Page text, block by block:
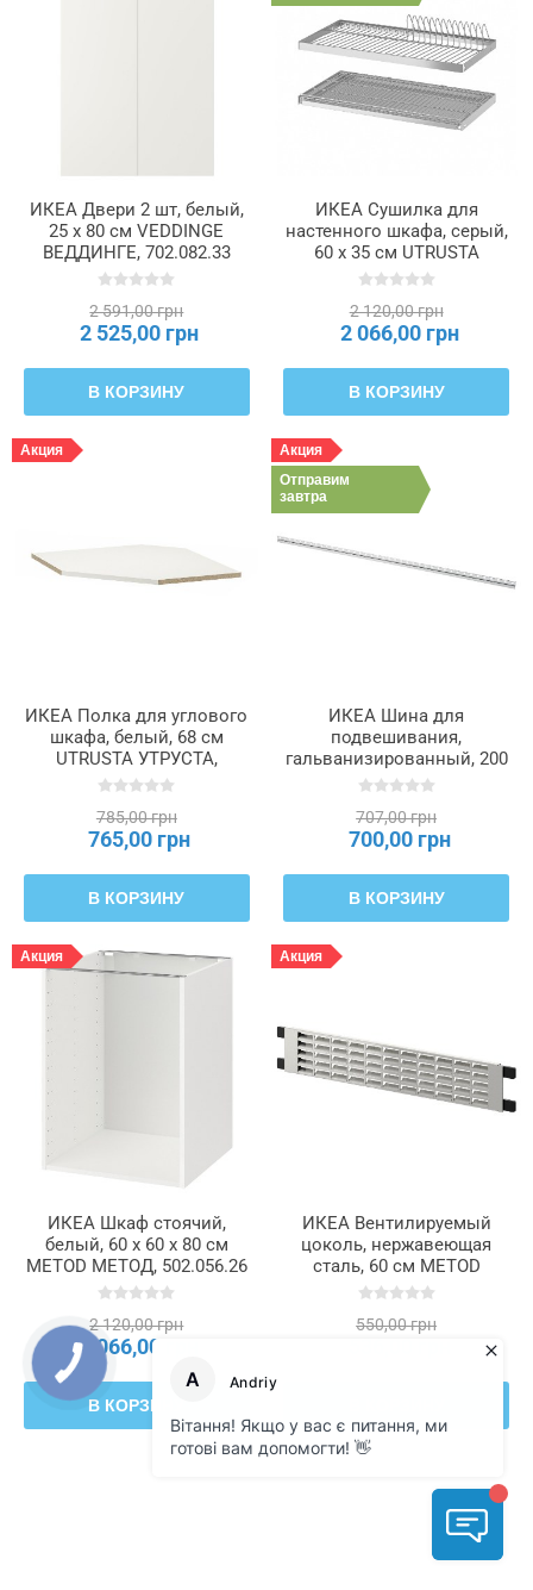
ИКЕА Двери 2 шт, белый,
25 x 80 см VEDDINGE
ВЕДДИНГЕ, 702.082.33
2 591,00 грн
2 525,00 грн
В КОРЗИНУ
ИКЕА Сушилка для
настенного шкафа, серый,
60 x 35 см UTRUSTA
УТРУСТА, 202.046.14
2 120,00 грн
2 066,00 грн
В КОРЗИНУ
Акция
ИКЕА Полка для углового
шкафа, белый, 68 см
UTRUSTA УТРУСТА,
002.056.62
785,00 грн
765,00 грн
В КОРЗИНУ
Акция
Отправим
завтра
ИКЕА Шина для
подвешивания,
гальванизированный, 200
см METOD МЕТОД,
707,00 грн
700,00 грн
В КОРЗИНУ
Акция
ИКЕА Шкаф стоячий,
белый, 60 x 60 x 80 см
METOD МЕТОД, 502.056.26
2 120,00 грн
2 066,00 грн
В КОРЗИНУ
Акция
ИКЕА Вентилируемый
цоколь, нержавеющая
сталь, 60 см METOD
МЕТОД, 302.214.58
550,00 грн